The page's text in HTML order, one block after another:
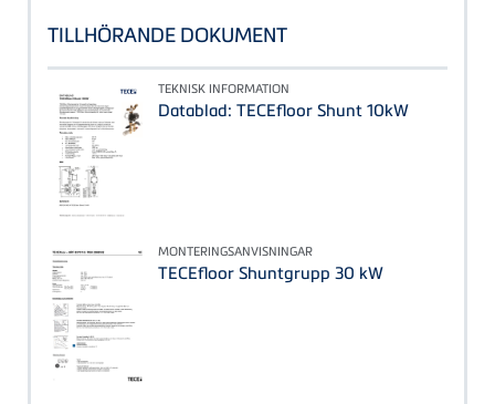
TILLHÖRANDE DOKUMENT
TEKNISK INFORMATION
Datablad: TECEfloor Shunt 10kW
MONTERINGSANVISNINGAR
TECEfloor Shuntgrupp 30 kW